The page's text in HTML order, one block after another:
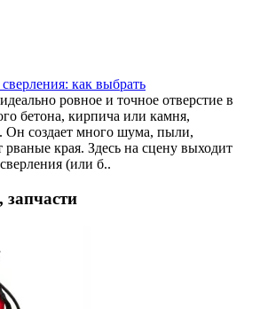
как выбрать
ровное и точное отверстие в
бетона, кирпича или камня,
Он создает много шума, пыли,
рваные края. Здесь на сцену выходит
(или б..